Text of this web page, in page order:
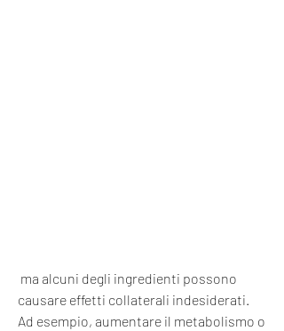
causare effetti collaterali indesiderati.
Ad esempio, aumentare il metabolismo o